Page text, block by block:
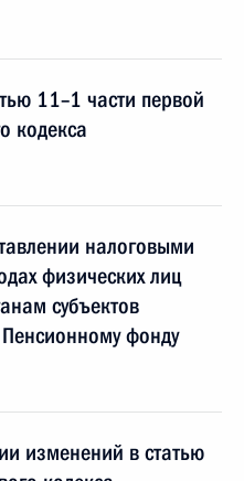
11–1 части первой
кодекса
налоговыми
физических лиц
субъектов
фонду
изменений в статью